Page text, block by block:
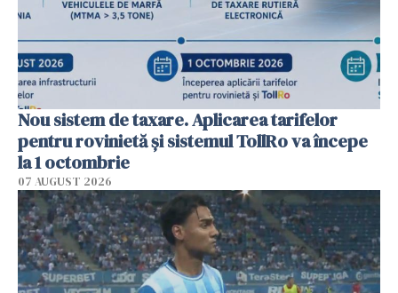
Nou sistem de taxare. Aplicarea tarifelor
pentru rovinietă şi sistemul TollRo va începe
la 1 octombrie
07 AUGUST 2026